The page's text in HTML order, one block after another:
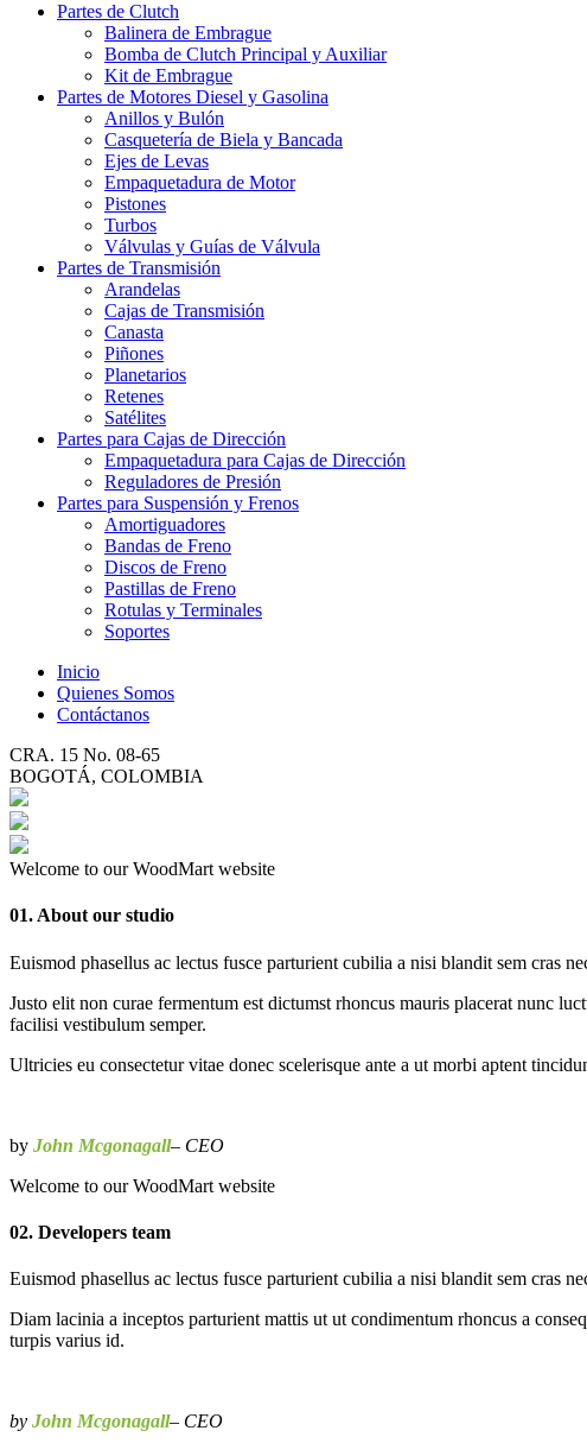
Partes de Clutch
Balinera de Embrague
Bomba de Clutch Principal y Auxiliar
Kit de Embrague
Partes de Motores Diesel y Gasolina
Anillos y Bulón
Casquetería de Biela y Bancada
Ejes de Levas
Empaquetadura de Motor
Pistones
Turbos
Válvulas y Guías de Válvula
Partes de Transmisión
Arandelas
Cajas de Transmisión
Canasta
Piñones
Planetarios
Retenes
Satélites
Partes para Cajas de Dirección
Empaquetadura para Cajas de Dirección
Reguladores de Presión
Partes para Suspensión y Frenos
Amortiguadores
Bandas de Freno
Discos de Freno
Pastillas de Freno
Rotulas y Terminales
Soportes
Inicio
Quienes Somos
Contáctanos
CRA. 15 No. 08-65
BOGOTÁ, COLOMBIA
Welcome to our WoodMart website
01. About our studio
Euismod phasellus ac lectus fusce parturient cubilia a nisi blandit sem cras
Justo elit non curae fermentum est dictumst rhoncus mauris placerat nunc
facilisi vestibulum semper.
Ultricies eu consectetur vitae donec scelerisque ante a ut morbi aptent
by John Mcgonagall– CEO
Welcome to our WoodMart website
02. Developers team
Euismod phasellus ac lectus fusce parturient cubilia a nisi blandit sem cras
Diam lacinia a inceptos parturient mattis ut ut condimentum rhoncus a
turpis varius id.
by John Mcgonagall– CEO